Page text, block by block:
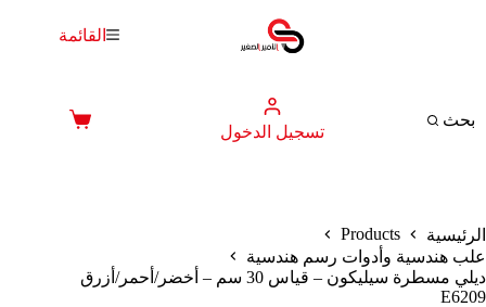
القائمة
بحث
تسجيل الدخول
عربة
الرئيسية
Products
علب هندسية وأدوات رسم هندسية
ديلي مسطرة سيليكون – قياس 30 سم – أخضر/أحمر/أزرق
E6209